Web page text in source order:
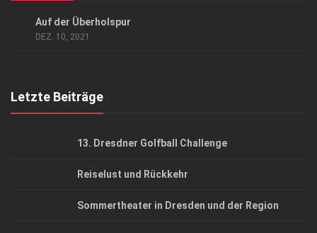
Auf der Überholspur
DEZ. 10, 2021
Letzte Beiträge
13. Dresdner Golfball Challenge
Reiselust und Rückkehr
Sommertheater in Dresden und der Region